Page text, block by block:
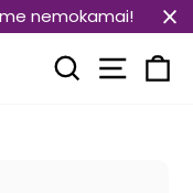
nemokamai!
Paieška